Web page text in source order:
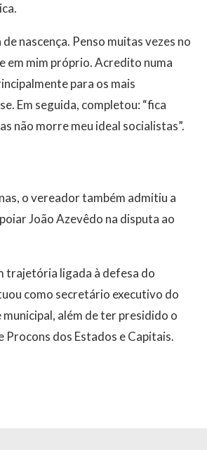
nascença. Penso muitas vezes no
em mim próprio. Acredito numa
para os mais
Em seguida, completou: “fica
não morre meu ideal socialistas”.
o vereador também admitiu a
João Azevêdo na disputa ao
trajetória ligada à defesa do
como secretário executivo do
além de ter presidido o
Procons dos Estados e Capitais.